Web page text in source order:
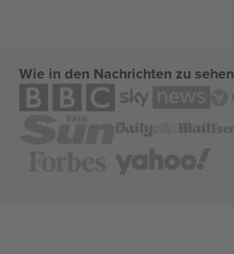
Wie in den Nachrichten zu sehen